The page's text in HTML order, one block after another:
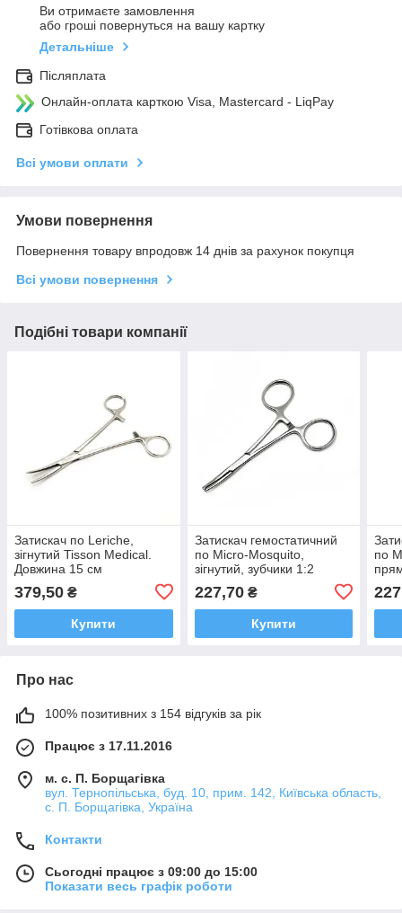
Ви отримаєте замовлення
або гроші повернуться на вашу картку
Детальніше
Післяплата
Онлайн-оплата карткою Visa, Mastercard - LiqPay
Готівкова оплата
Всі умови оплати
Умови повернення
Повернення товару впродовж 14 днів за рахунок покупця
Всі умови повернення
Подібні товари компанії
Затискач по Leriche,
зігнутий Tisson Medical.
Довжина 15 cм
379,50 ₴
Купити
Затискач гемостатичний
по Micro-Mosquito,
зігнутий, зубчики 1:2
Tisson Medical. Довжина
10 см
227,70₴
Купити
по
10
Про нас
100% позитивних з 154 відгуків за рік
Працює з 17.11.2016
м. с. П. Борщагівка
вул. Тернопільська, буд. 10, прим. 142, Київська область,
с. П. Борщагівка, Україна
Контакти
Сьогодні працює з 09:00 до 15:00
Показати весь графік роботи